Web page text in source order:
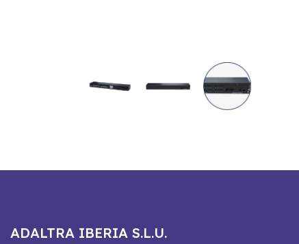
ADALTRA IBERIA S.L.U.